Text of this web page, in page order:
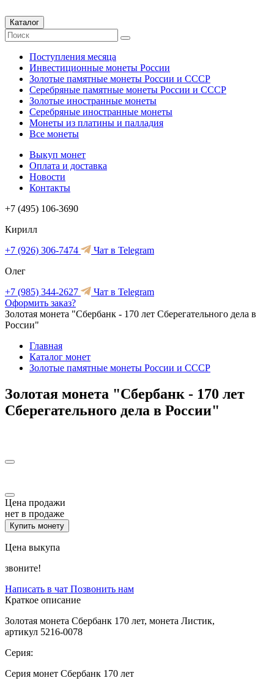
Каталог
Поступления месяца
Инвестиционные монеты России
Золотые памятные монеты России и СССР
Серебряные памятные монеты России и СССР
Золотые иностранные монеты
Серебряные иностранные монеты
Монеты из платины и палладия
Все монеты
Выкуп монет
Оплата и доставка
Новости
Контакты
+7 (495) 106-3690
Кирилл
+7 (926) 306-7474
Чат в Telegram
Олег
+7 (985) 344-2627
Чат в Telegram
Оформить заказ?
Золотая монета "Сбербанк - 170 лет Сберегательного дела в
России"
Главная
Каталог монет
Золотые памятные монеты России и СССР
Золотая монета "Сбербанк - 170 лет
Сберегательного дела в России"
Цена продажи
нет в продаже
Купить монету
Цена выкупа
звоните!
Написать в чат Позвонить нам
Краткое описание
Золотая монета Сбербанк 170 лет, монета Листик,
артикул 5216-0078
Серия:
Серия монет Сбербанк 170 лет